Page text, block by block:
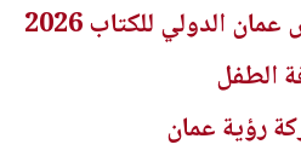
الدولي للكتاب 2026
الطفل
رؤية عمان